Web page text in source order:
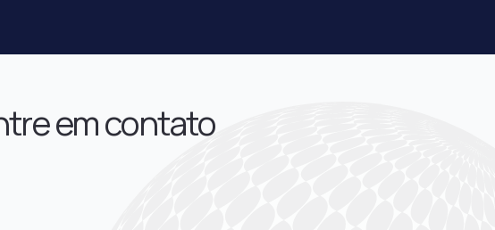
em contato